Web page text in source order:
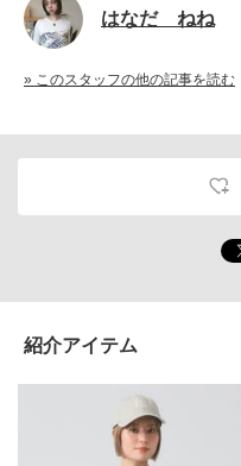
はなだ ねね
» このスタッフの他の記事を読む
紹介アイテム